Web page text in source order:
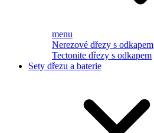
menu
Nerezové dřezy s odkapem
Tectonite dřezy s odkapem
Sety dřezu a baterie